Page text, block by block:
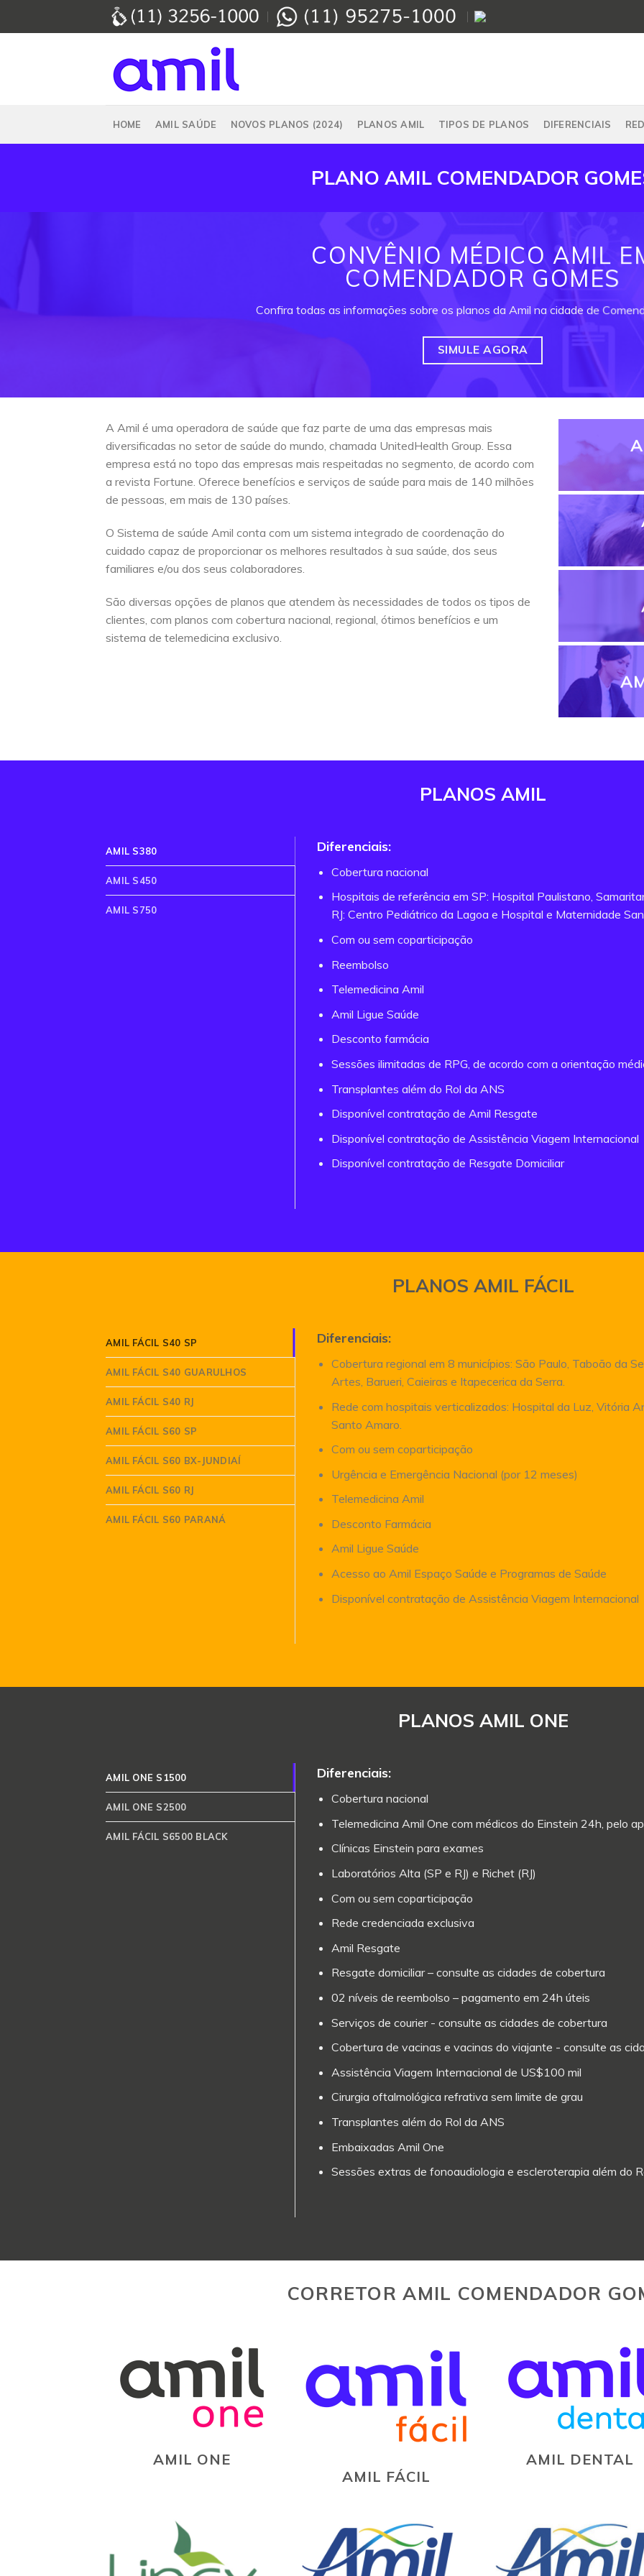
HOME AMIL SAÚDE NOVOS PLANOS (2024) PLANOS AMIL TIPOS DE PLANOS DIFERENCIAIS
PLANO AMIL COMENDADOR
CONVÊNIO MÉDICO AMIL
COMENDADOR GOMES
Confira todas as informações sobre os planos da Amil na cidade de
SIMULE AGORA
A Amil é uma operadora de saúde que faz parte de uma das empresas mais
diversificadas no setor de saúde do mundo, chamada UnitedHealth Group. Essa
empresa está no topo das empresas mais respeitadas no segmento, de acordo com
a revista Fortune. Oferece benefícios e serviços de saúde para mais de 140 milhões
de pessoas, em mais de 130 países.
O Sistema de saúde Amil conta com um sistema integrado de coordenação do
cuidado capaz de proporcionar os melhores resultados à sua saúde, dos seus
familiares e/ou dos seus colaboradores.
São diversas opções de planos que atendem às necessidades de todos os tipos de
clientes, com planos com cobertura nacional, regional, ótimos benefícios e um
sistema de telemedicina exclusivo.
PLANOS AMIL
AMIL S380
AMIL S450
AMIL S750
Diferenciais:
Cobertura nacional
Hospitais de referência em SP: Hospital Paulistano,
RJ: Centro Pediátrico da Lagoa e Hospital e Maternidade
Com ou sem coparticipação
Reembolso
Telemedicina Amil
Amil Ligue Saúde
Desconto farmácia
Sessões ilimitadas de RPG, de acordo com a orientação
Transplantes além do Rol da ANS
Disponível contratação de Amil Resgate
Disponível contratação de Assistência Viagem Internacional
Disponível contratação de Resgate Domiciliar
PLANOS AMIL FÁCIL
AMIL FÁCIL S40 SP
AMIL FÁCIL S40 GUARULHOS
AMIL FÁCIL S40 RJ
AMIL FÁCIL S60 SP
AMIL FÁCIL S60 BX-JUNDIAÍ
AMIL FÁCIL S60 RJ
AMIL FÁCIL S60 PARANÁ
Diferenciais:
Cobertura regional em 8 municípios: São Paulo, Taboão da
Artes, Barueri, Caieiras e Itapecerica da Serra.
Rede com hospitais verticalizados: Hospital da Luz, Vitória
Santo Amaro.
Com ou sem coparticipação
Urgência e Emergência Nacional (por 12 meses)
Telemedicina Amil
Desconto Farmácia
Amil Ligue Saúde
Acesso ao Amil Espaço Saúde e Programas de Saúde
Disponível contratação de Assistência Viagem Internacional
PLANOS AMIL ONE
AMIL ONE S1500
AMIL ONE S2500
AMIL FÁCIL S6500 BLACK
Diferenciais:
Cobertura nacional
Telemedicina Amil One com médicos do Einstein 24h, pelo
Clínicas Einstein para exames
Laboratórios Alta (SP e RJ) e Richet (RJ)
Com ou sem coparticipação
Rede credenciada exclusiva
Amil Resgate
Resgate domiciliar – consulte as cidades de cobertura
02 níveis de reembolso – pagamento em 24h úteis
Serviços de courier - consulte as cidades de cobertura
Cobertura de vacinas e vacinas do viajante - consulte as
Assistência Viagem Internacional de US$100 mil
Cirurgia oftalmológica refrativa sem limite de grau
Transplantes além do Rol da ANS
Embaixadas Amil One
Sessões extras de fonoaudiologia e escleroterapia além do
CORRETOR AMIL COMENDADOR
AMIL ONE
AMIL FÁCIL
AMIL DENTAL